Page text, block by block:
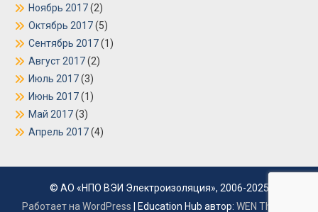
Ноябрь 2017(2)
Октябрь 2017(5)
Сентябрь 2017(1)
Август 2017(2)
Июль 2017(3)
Июнь 2017(1)
Май 2017(3)
Апрель 2017(4)
© АО «НПО ВЭИ Электроизоляция», 2006-2025
Работает на WordPress
Education Hub автор: WEN Themes